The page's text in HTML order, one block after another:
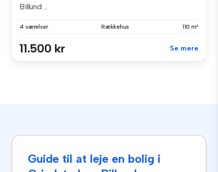
Billund ...
4 værelser Rækkehus 110 m²
11.500 kr Se mere
Guide til at leje en bolig i